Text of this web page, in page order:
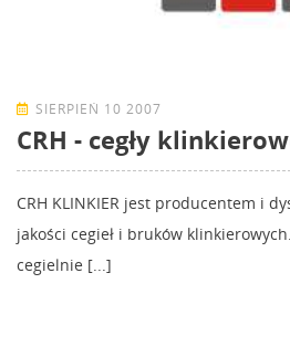
SIERPIEŃ 10 2007
CRH - cegły
CRH KLINKIER jest producentem i
jakości cegieł i bruków
cegielnie [...]